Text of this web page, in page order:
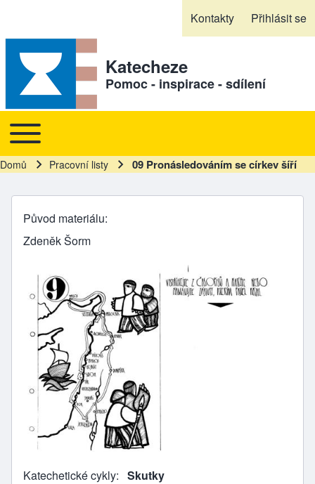
Kontakty Přihlásit se
Katecheze
Pomoc - inspirace - sdílení
Hlavní navigace
Toggle main menu
Drobečková navigace
Domů Pracovní listy 09 Pronásledováním se církev šíří
Původ materiálu
Zdeněk Šorm
Katechetické cykly Skutky